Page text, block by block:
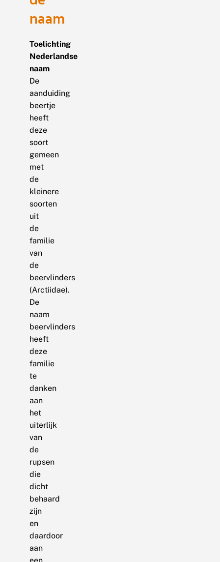
naam
Toelichting
Nederlandse
naam
De
aanduiding
beertje
heeft
deze
soort
gemeen
met
de
kleinere
soorten
uit
de
familie
van
de
beervlinders
(Arctiidae).
De
naam
beervlinders
heeft
deze
familie
te
danken
aan
het
uiterlijk
van
de
rupsen
die
dicht
behaard
zijn
en
daardoor
aan